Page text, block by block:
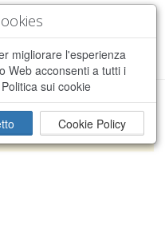
migliorare l'esperienza
Web acconsenti a tutti i
sui cookie
Cookie Policy
durante il
×